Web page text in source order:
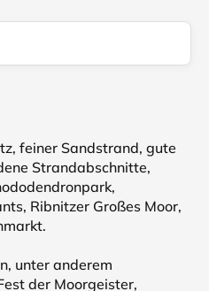
feiner Sandstrand, gute
Strandabschnitte,
Ribnitzer Großes Moor,
unter anderem
der Moorgeister,